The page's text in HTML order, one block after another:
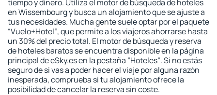
tiempo y dinero. Utiliza el motor de búsqueda de hoteles
en Wissembourg y busca un alojamiento que se ajuste a
tus necesidades. Mucha gente suele optar por el paquete
“Vuelo+Hotel“, que permite a los viajeros ahorrarse hasta
un 30% del precio total. El motor de búsqueda y reserva
de hoteles baratos se encuentra disponible en la página
principal de eSky.es en la pestaña “Hoteles“. Si no estás
seguro de si vas a poder hacer el viaje por alguna razón
inesperada, comprueba si tu alojamiento ofrece la
posibilidad de cancelar la reserva sin coste.